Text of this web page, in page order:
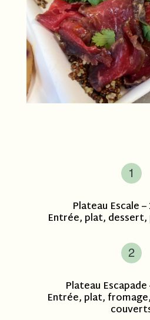
Plateau Escale
Entrée, plat,
Plateau
Entrée, plat,